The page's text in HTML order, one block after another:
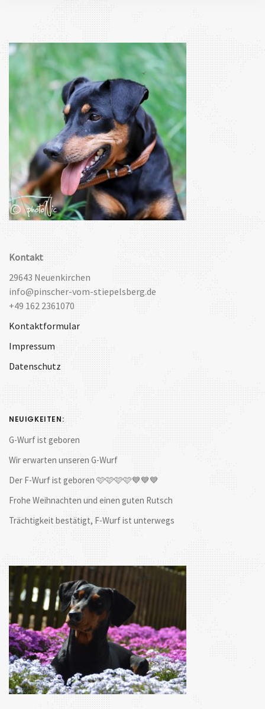
Kontakt
29643 Neuenkirchen
info@pinscher-vom-stiepelsberg.de
+49 162 2361070
Kontaktformular
Impressum
Datenschutz
NEUIGKEITEN:
G-Wurf ist geboren
Wir erwarten unseren G-Wurf
Der F-Wurf ist geboren 🩷🩷🩷🩷💙💙💙
Frohe Weihnachten und einen guten Rutsch
Trächtigkeit bestätigt, F-Wurf ist unterwegs